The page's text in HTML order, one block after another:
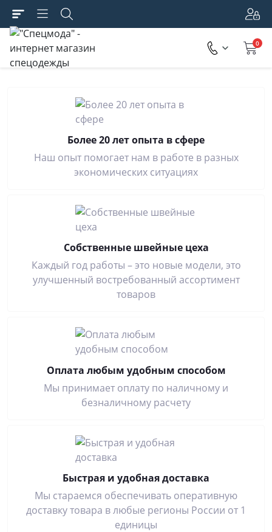
0
Более 20 лет опыта в сфере
Наш опыт помогает нам в работе в разных
экономических ситуациях
Собственные швейные цеха
Каждый год работы – это новые модели, это
улучшенный востребованный ассортимент
товаров
Оплата любым удобным способом
Мы принимает оплату по наличному и
безналичному расчету
Быстрая и удобная доставка
Мы стараемся обеспечивать оперативную
доставку товара в любые регионы России от 1
единицы